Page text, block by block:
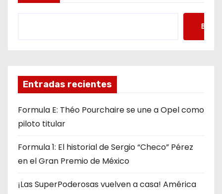
Entradas recientes
Formula E: Théo Pourchaire se une a Opel como
piloto titular
Formula 1: El historial de Sergio “Checo” Pérez
en el Gran Premio de México
¡Las SuperPoderosas vuelven a casa! América